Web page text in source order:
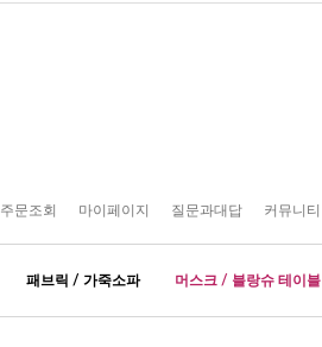
주문조회 마이페이지 질문과대답 커뮤니티
패브릭 / 가죽소파 머스크 / 블랑슈 테이블